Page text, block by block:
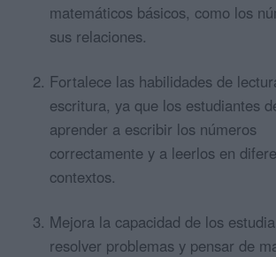
matemáticos básicos, como los
sus relaciones.
Fortalece las habilidades de
escritura, ya que los estudiantes
aprender a escribir los números
correctamente y a leerlos en
contextos.
Mejora la capacidad de los
resolver problemas y pensar de